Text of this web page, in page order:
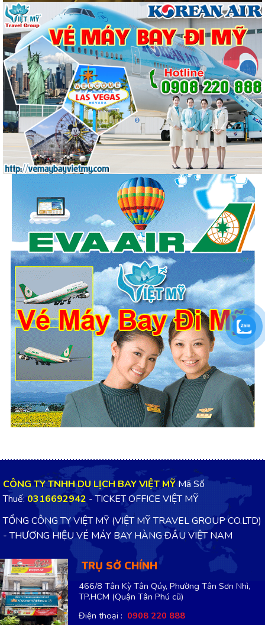
CÔNG TY TNHH DU LỊCH BAY VIỆT MỸMã Số
Thuế:0316692942 - TICKET OFFICE VIỆT MỸ
TỔNG CÔNG TY VIỆT MỸ (VIỆT MỸ TRAVEL GROUP CO.LTD)
- THƯƠNG HIỆU VÉ MÁY BAY HÀNG ĐẦU VIỆT NAM
TRỤ SỞ CHÍNH
466/8 Tân Kỳ Tân Qúy, Phường Tân Sơn Nhì,
TP.HCM (Quận Tân Phú cũ)
Điện thoại : 0908 220 888